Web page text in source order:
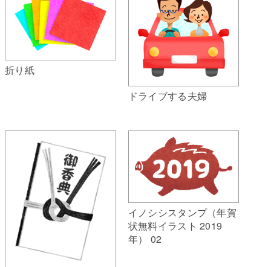
折り紙
ドライブする夫婦
イノシシスタンプ（年賀
状無料イラスト 2019
年） 02